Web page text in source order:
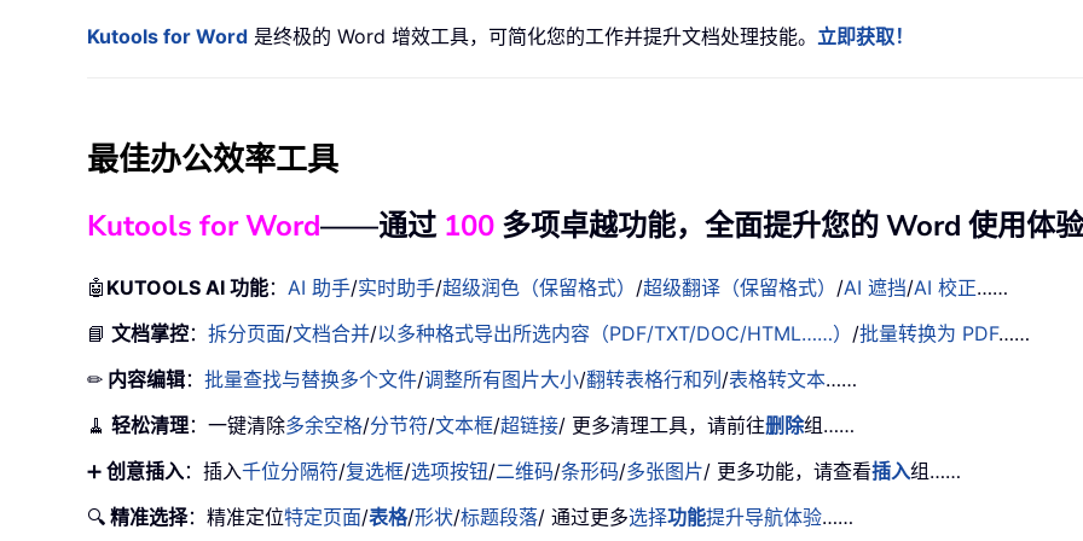
Kutools for Word 是终极的 Word 增效工具，可简化您的工作并提升文档处理技能。 立即获取！
最佳办公效率工具
Kutools for Word——通过 100 多项卓越功能，全面提升您的 Word 使用体
🤖 KUTOOLS AI 功能： AI 助手/实时助手/超级润色（保留格式） /超级翻译（保留格式） /AI 遮挡/AI 校正……
📘 文档掌控： 拆分页面/文档合并/以多种格式导出所选内容（PDF/TXT/DOC/HTML……） /批量转换为 PDF……
✏ 内容编辑： 批量查找与替换多个文件/调整所有图片大小/翻转表格行和列/表格转文本……
🧹 轻松清理：一键清除多余空格/分节符/文本框/超链接/ 更多清理工具，请前往删除组……
➕ 创意插入：插入千位分隔符/复选框/选项按钮/二维码/条形码/多张图片/ 更多功能，请查看插入组……
🔍 精准选择：精准定位特定页面/表格/形状/标题段落/ 通过更多选择功能提升导航体验……